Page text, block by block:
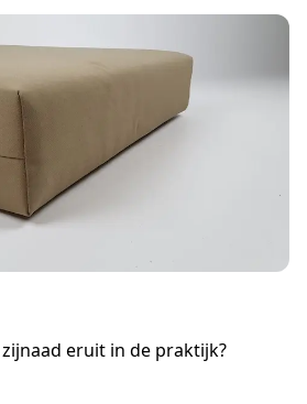
eruit in de praktijk?